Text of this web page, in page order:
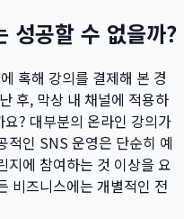
성공할 수 없을까?
혹해 강의를 결제해 본 경
후, 막상 내 채널에 적용하
? 대부분의 온라인 강의가
적인 SNS 운영은 단순히 예
지에 참여하는 것 이상을 요
비즈니스에는 개별적인 전